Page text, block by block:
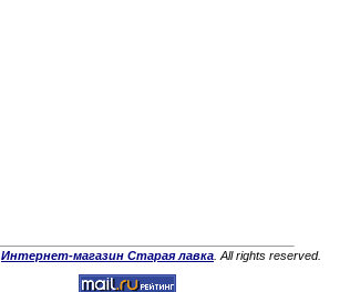
Интернет-магазин Старая лавка . All rights reserved.